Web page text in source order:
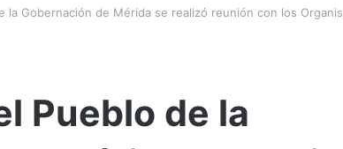
la Gobernación de Mérida se realizó reunión con los
Pueblo de la